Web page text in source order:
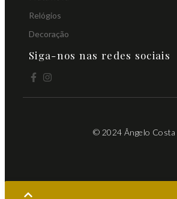
Relógios
Decoração
Siga-nos nas redes sociais
© 2024 Ângelo Costa